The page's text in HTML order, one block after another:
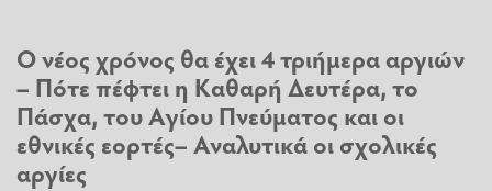
Ο νέος χρόνος θα έχει 4 τριήμερα αργιών
– Πότε πέφτει η Καθαρή Δευτέρα, το
Πάσχα, του Αγίου Πνεύματος και οι
εθνικές εορτές– Αναλυτικά οι σχολικές
αργίες